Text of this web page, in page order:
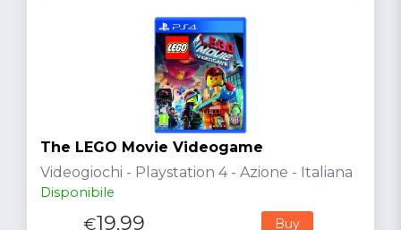
The LEGO Movie Videogame
Videogiochi - Playstation 4 - Azione - Italiana
Disponibile
€19.99 Buy